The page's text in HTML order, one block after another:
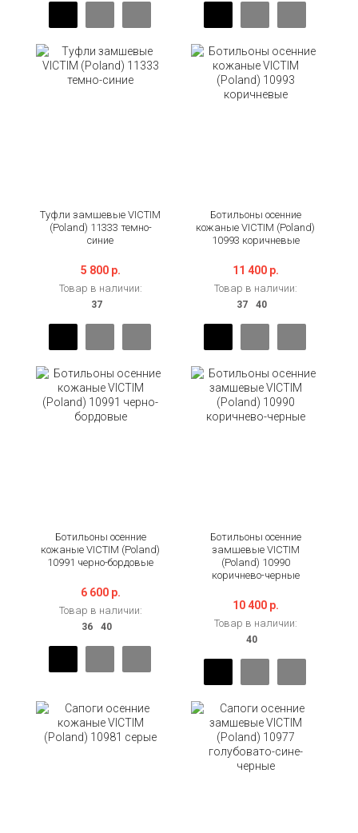
Туфли замшевые VICTIM
(Poland) 11333 темно-
синие
5 800 р.
Товар в наличии:
Ботильоны осенние
кожаные VICTIM (Poland)
10993 коричневые
11 400 р.
Товар в наличии:
Ботильоны осенние
кожаные VICTIM (Poland)
10991 черно-бордовые
6 600 р.
Товар в наличии:
Ботильоны осенние
замшевые VICTIM
(Poland) 10990
коричнево-черные
10 400 р.
Товар в наличии: